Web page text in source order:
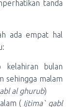
tanda
ada empat hal
kelahiran bulan
sehingga malam
al ghurub)
( Ijtima` qabl